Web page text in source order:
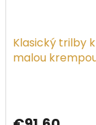
Klasický trilby
malou